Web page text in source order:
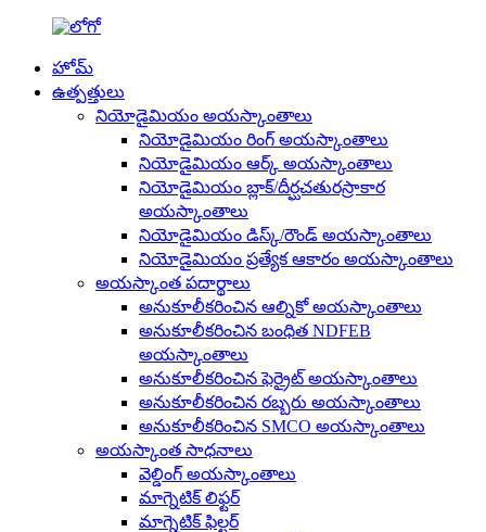
హోమ్
ఉత్పత్తులు
నియోడైమియం అయస్కాంతాలు
నియోడైమియం రింగ్ అయస్కాంతాలు
నియోడైమియం ఆర్క్ అయస్కాంతాలు
నియోడైమియం బ్లాక్/దీర్ఘచతురస్రాకార
అయస్కాంతాలు
నియోడైమియం డిస్క్/రౌండ్ అయస్కాంతాలు
నియోడైమియం ప్రత్యేక ఆకారం అయస్కాంతాలు
అయస్కాంత పదార్థాలు
అనుకూలీకరించిన ఆల్నికో అయస్కాంతాలు
అనుకూలీకరించిన బంధిత NDFEB
అయస్కాంతాలు
అనుకూలీకరించిన ఫెర్రైట్ అయస్కాంతాలు
అనుకూలీకరించిన రబ్బరు అయస్కాంతాలు
అనుకూలీకరించిన SMCO అయస్కాంతాలు
అయస్కాంత సాధనాలు
వెల్డింగ్ అయస్కాంతాలు
మాగ్నెటిక్ లిఫ్టర్
మాగ్నెటిక్ ఫిల్టర్